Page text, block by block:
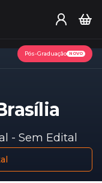
Pós-Graduação NOVO
- Sem Edital